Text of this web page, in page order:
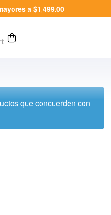
a $1,499.00
que concuerden con